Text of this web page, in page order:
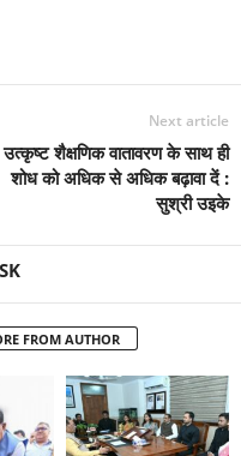
Next article
उत्कृष्ट शैक्षणिक वातावरण के साथ ही
शोध को अधिक से अधिक बढ़ावा दें :
सुश्री उइके
FROM AUTHOR